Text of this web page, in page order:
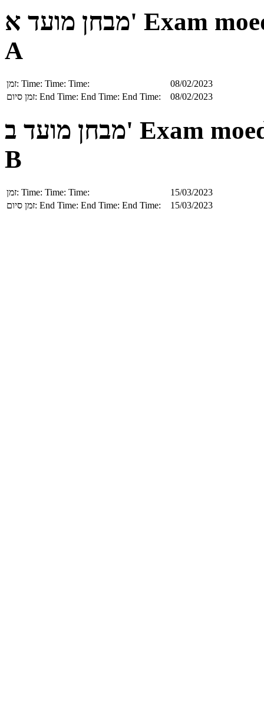
מבחן מועד א' Exam
A
זמן: Time: Time: Time:
08/02/2023
זמן סיום: End Time: End Time: End Time: 08/02/2023
מבחן מועד ב' Exam
B
זמן: Time: Time: Time:
15/03/2023
זמן סיום: End Time: End Time: End Time: 15/03/2023